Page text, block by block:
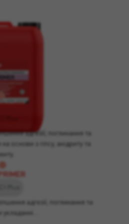
адгезії, поглинання та
укладанні…
адгезії, поглинання та
на основи з гіпсу, анідриту та